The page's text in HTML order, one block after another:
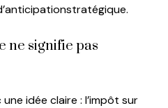
stratégique.
ne signifie pas
idée claire : l’impôt sur